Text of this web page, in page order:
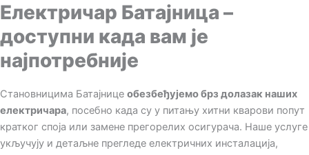
Електричар Батајница –
доступни када вам је
најпотребније
Становницима Батајнице обезбеђујемо брз долазак наших
електричара, посебно када су у питању хитни кварови попут
кратког споја или замене прегорелих осигурача. Наше услуге
укључују и детаљне прегледе електричних инсталација,